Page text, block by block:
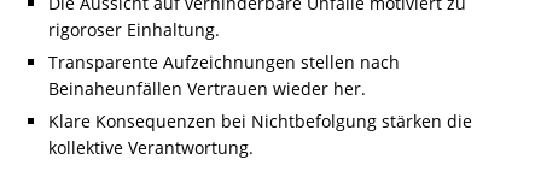
rigoroser Einhaltung.
Transparente Aufzeichnungen stellen nach
Beinaheunfällen Vertrauen wieder her.
Klare Konsequenzen bei Nichtbefolgung stärken die
kollektive Verantwortung.